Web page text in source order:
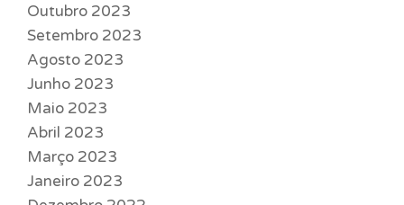
Outubro 2023
Setembro 2023
Agosto 2023
Junho 2023
Maio 2023
Abril 2023
Março 2023
Janeiro 2023